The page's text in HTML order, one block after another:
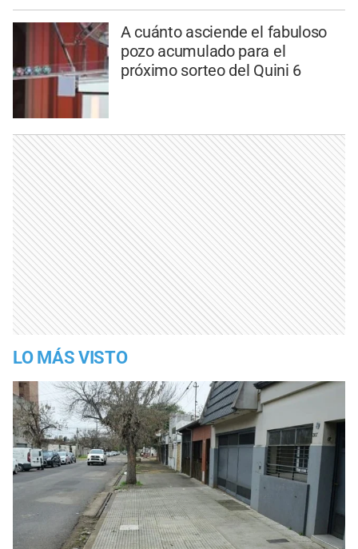
A cuánto asciende el fabuloso
pozo acumulado para el
próximo sorteo del Quini 6
LO MÁS VISTO